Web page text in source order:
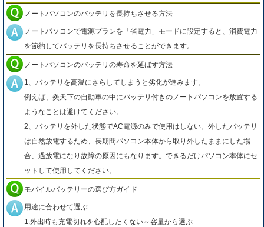
ノートパソコンのバッテリを長持ちさせる方法
ノートパソコンで電源プランを「省電力」モードに設定すると、消費電力
を節約してバッテリを長持ちさせることができます。
ノートパソコンのバッテリの寿命を延ばす方法
1、バッテリを高温にさらしてしまうと劣化が進みます。
例えば、炎天下の自動車の中にバッテリ付きのノートパソコンを放置する
ようなことは避けてください。
2、バッテリを外した状態でAC電源のみで使用はしない。外したバッテリ
は自然放電するため、長期間パソコン本体から取り外したままにした場
合、過放電になり故障の原因にもなります。できるだけパソコン本体にセ
ットして使用してください。
モバイルバッテリーの選び方ガイド
用途に合わせて選ぶ
1.外出時も充電切れを心配したくない～容量から選ぶ